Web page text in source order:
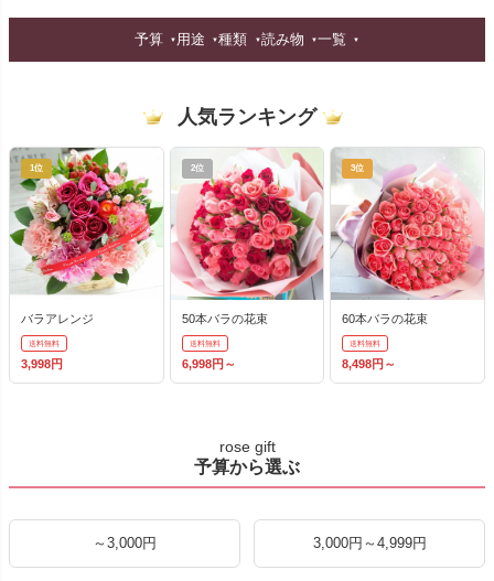
予算 用途 種類 読み物 一覧
人気ランキング
1位
バラアレンジ
送料無料
3,998円
2位
50本バラの花束
送料無料
6,998円～
3位
60本バラの花束
送料無料
8,498円～
rose gift
予算から選ぶ
～3,000円 3,000円～4,999円